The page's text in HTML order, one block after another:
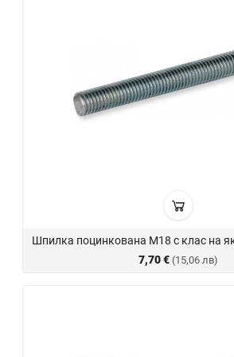
Шпилка поцинкована М18 с клас на
7,70 € (15,06 лв)